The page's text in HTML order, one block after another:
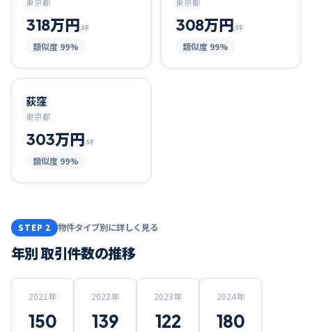
318万円/坪
類似度 99%
308万円/坪
類似度 99%
荻窪
東京都
303万円/坪
類似度 99%
STEP 2 物件タイプ別に詳しく見る
年別 取引件数の推移
2021 年
150
2022年
139
2023年
122
2024年
180